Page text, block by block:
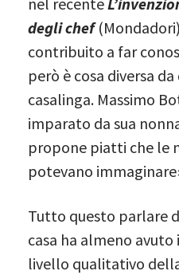
degli chef
contribuito a far
però è cosa diversa
casalinga. Massimo
imparato da sua
propone piatti che le
potevano
Tutto questo parlare
casa ha almeno
livello qualitativo